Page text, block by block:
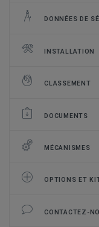
DONNÉES DE
INSTALLATION
CLASSEMENT
DOCUMENTS
MÉCANISMES
OPTIONS ET
CONTACTEZ-